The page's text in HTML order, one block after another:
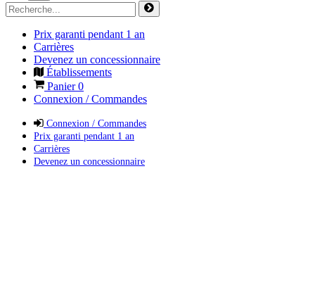
Prix garanti pendant 1 an
Carrières
Devenez un concessionnaire
Établissements
Panier0
Connexion / Commandes
Connexion / Commandes
Prix garanti pendant 1 an
Carrières
Devenez un concessionnaire